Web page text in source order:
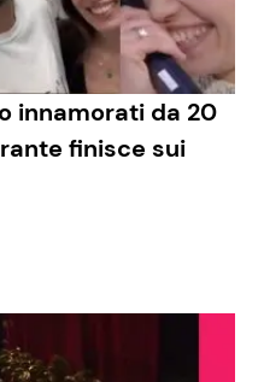
innamorati da 20
finisce sui